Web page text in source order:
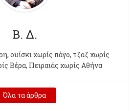
Β. Δ.
ουίσκι χωρίς πάγο, τζαζ χωρίς
Βέρα, Πειραιάς χωρίς Αθήνα
Όλα τα άρθρα